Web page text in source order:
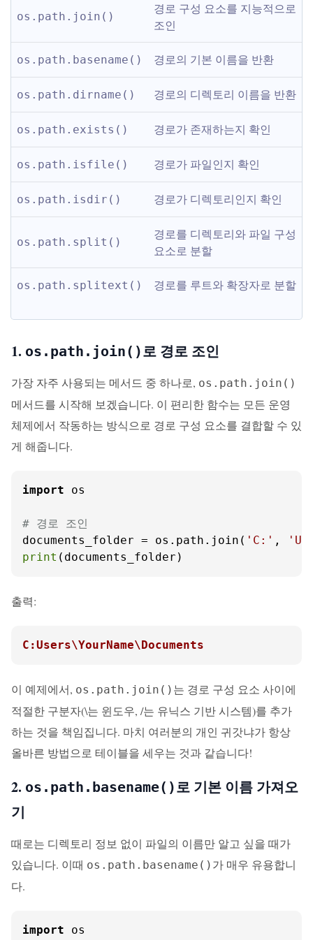
os.path.join()
경로 구성 요소를 지능적으로
조인
os.path.basename() 경로의 기본 이름을 반환
os.path.dirname() 경로의 디렉토리 이름을 반환
os.path.exists() 경로가 존재하는지 확인
os.path.isfile() 경로가 파일인지 확인
os.path.isdir() 경로가 디렉토리인지 확인
os.path.split()
경로를 디렉토리와 파일 구성
요소로 분할
os.path.splitext() 경로를 루트와 확장자로 분할
1. os.path.join()로 경로 조인
가장 자주 사용되는 메서드 중 하나로, os.path.join()
메서드를 시작해 보겠습니다. 이 편리한 함수는 모든 운영
체제에서 작동하는 방식으로 경로 구성 요소를 결합할 수 있
게 해줍니다.
import os
# 경로 조인
documents_folder = os.path.join( 'C:' ,
print (documents_folder)
출력:
C:Users\YourName\Documents
이 예제에서, os.path.join() 는 경로 구성 요소 사이에
적절한 구분자(\는 윈도우, /는 유닉스 기반 시스템)를 추가
하는 것을 책임집니다. 마치 여러분의 개인 귀갓냐가 항상
올바른 방법으로 테이블을 세우는 것과 같습니다!
2. os.path.basename()로 기본 이름 가져오
기
때로는 디렉토리 정보 없이 파일의 이름만 알고 싶을 때가
있습니다. 이때 os.path.basename() 가 매우 유용합니
다.
import os